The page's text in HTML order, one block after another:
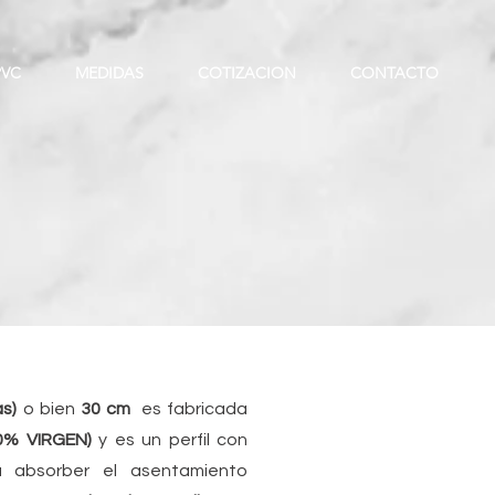
o bien 30 cm
es fabricada
VIRGEN)y es un perfil con
absorber el asentamiento
COTIZACION CONTACTO